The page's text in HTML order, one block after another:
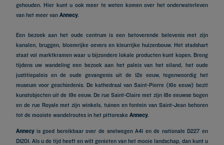
gehouden. Hier kunt u ook meer te weten komen over het onderwaterleven
van het meer van Annecy.
Een bezoek aan het oude centrum is een betoverende belevenis met zijn
kanalen, bruggen, bloemrijke oevers en kleurrijke huizenbouw. Het stadshart
staat vol marktkramen waar u bijzondere lokale producten kunt kopen. Breng
tijdens uw wandeling een bezoek aan het paleis van het eiland, het oude
justitiepaleis en de oude gevangenis uit de 12e eeuw, tegenwoordig het
museum voor geschiedenis. De kathedraal van Saint-Pierre (16e eeuw) bezit
kunstobjecten uit de 19e eeuw. De rue Saint-Claire met zijn 18e eeuwse bogen
en de rue Royale met zijn winkels, tuinen en fontein van Saint-Jean behoren
tot de mooiste wandelroutes in het pittoreske Annecy.
Annecyis goed bereikbaar over de snelwegen A41 en de nationale D227 en
D1201. Als u de tijd heeft en wilt genieten van het mooie landschap, dan kunt u